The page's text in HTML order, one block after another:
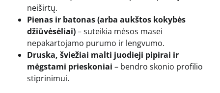
neiširtų.
Pienas ir batonas (arba aukštos kokybės
džiūvėsėliai)– suteikia mėsos masei
nepakartojamo purumo ir lengvumo.
Druska, šviežiai malti juodieji pipirai ir
mėgstami prieskoniai – bendro skonio profilio
stiprinimui.